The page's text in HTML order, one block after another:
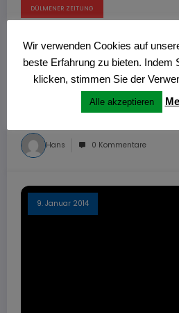
11. Januar 2014
DÜLMENER ZEITUNG
„Bidde lächeln“
Theater der
https://www.youtube.com/
Theaterstück wird zur Zeit im
Hans 0 Kommentare
9. Januar 2014
Wir verwenden Cookies auf
beste Erfahrung zu bieten. Indem
klicken, stimmen Sie der
Alle akzeptieren